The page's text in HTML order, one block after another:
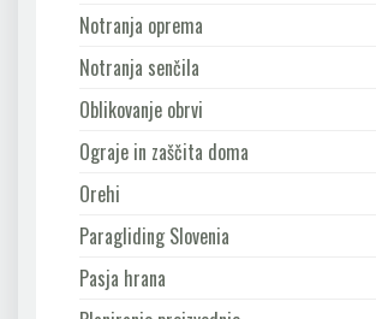
Notranja oprema
Notranja senčila
Oblikovanje obrvi
Ograje in zaščita doma
Orehi
Paragliding Slovenia
Pasja hrana